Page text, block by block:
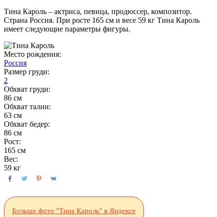
Тина Кароль – актриса, певица, продюссер, композитор.
Страна Россия. При росте 165 см и весе 59 кг Тина Кароль
имеет следующие параметры фигуры.
Место рождения:
Россия
Размер груди:
2
Обхват груди:
86 см
Обхват талии:
63 см
Обхват бедер:
86 см
Рост:
165 см
Вес:
59 кг
Больше фото "Тина Кароль" в Яндексе